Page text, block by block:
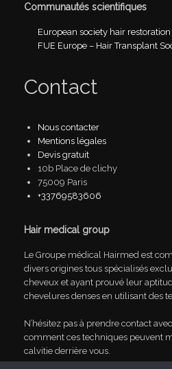
Communautés scientifiques
European society hair restoration
FUE Europe – Hair Transplant
Contact
Nous contacter
Mentions légales
Devis gratuit
10b Place de clichy
75009 Paris
+33769583606
Hair medical group
Le Groupe médical Hairmed est
divers origines tous spécialisés
cheveux et ayant prouvé leur
chevelures denses en utilisant des
N’hésitez pas à prendre contact
comment ces techniques peuvent
calvitie derrière vous.